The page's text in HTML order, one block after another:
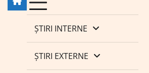
ȘTIRI INTERNE
ȘTIRI EXTERNE